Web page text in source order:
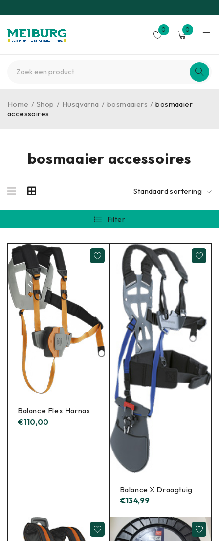
0 0
bosmaaier accessoires
Home / Shop / Husqvarna / bosmaaiers / bosmaaier
accessoires
Standaard sortering
Filter
Balance Flex Harnas
€110,00
Balance X Draagtuig
€134,99